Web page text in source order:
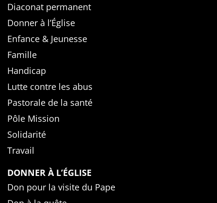
Diaconat permanent
Donner à l’Église
Enfance & Jeunesse
Famille
Handicap
Lutte contre les abus
Pastorale de la santé
Pôle Mission
Solidarité
Travail
DONNER À L’ÉGLISE
Don pour la visite du Pape